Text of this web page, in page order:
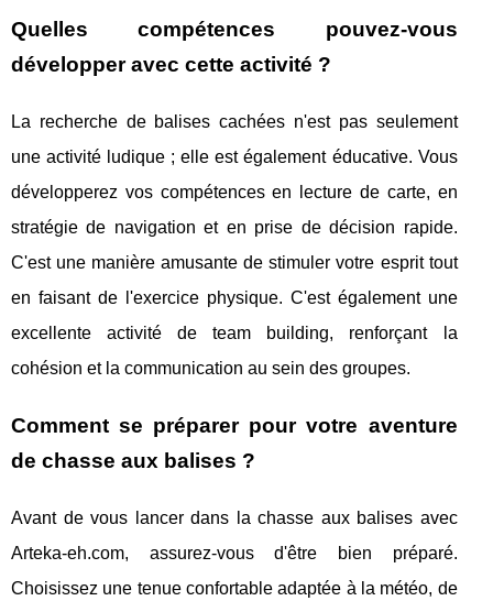
Quelles compétences pouvez-vous
développer avec cette activité ?
La recherche de balises cachées n'est pas seulement
une activité ludique ; elle est également éducative. Vous
développerez vos compétences en lecture de carte, en
stratégie de navigation et en prise de décision rapide.
C'est une manière amusante de stimuler votre esprit tout
en faisant de l'exercice physique. C'est également une
excellente activité de team building, renforçant la
cohésion et la communication au sein des groupes.
Comment se préparer pour votre aventure
de chasse aux balises ?
Avant de vous lancer dans la chasse aux balises avec
Arteka-eh.com, assurez-vous d'être bien préparé.
Choisissez une tenue confortable adaptée à la météo, de